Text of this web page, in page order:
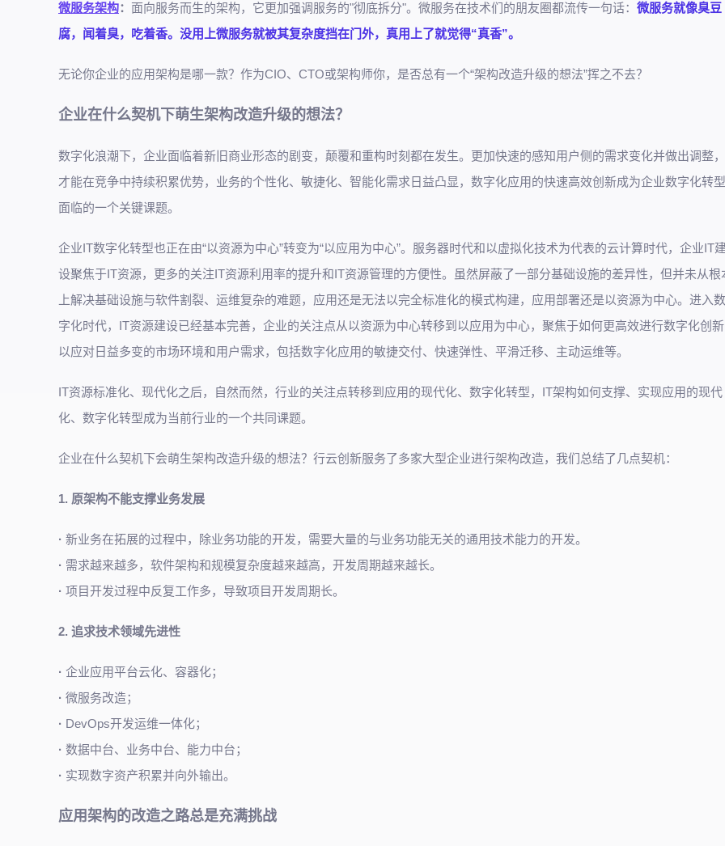
微服务架构： 面向服务而生的架构，它更加强调服务的"彻底拆分"。微服务在技术们的朋友圈都流传一句话： 微服务就像臭豆
腐，闻着臭，吃着香。没用上微服务就被其复杂度挡在门外，真用上了就觉得“真香”。
无论你企业的应用架构是哪一款？作为CIO、CTO或架构师你，是否总有一个“架构改造升级的想法”挥之不去？
企业在什么契机下萌生架构改造升级的想法？
数字化浪潮下，企业面临着新旧商业形态的剧变，颠覆和重构时刻都在发生。更加快速的感知用户侧的需求变化并做出调整，
才能在竞争中持续积累优势，业务的个性化、敏捷化、智能化需求日益凸显，数字化应用的快速高效创新成为企业数字化转型
面临的一个关键课题。
企业IT数字化转型也正在由“以资源为中心”转变为“以应用为中心”。服务器时代和以虚拟化技术为代表的云计算时代，企业IT
设聚焦于IT资源，更多的关注IT资源利用率的提升和IT资源管理的方便性。虽然屏蔽了一部分基础设施的差异性，但并未从根
上解决基础设施与软件割裂、运维复杂的难题，应用还是无法以完全标准化的模式构建，应用部署还是以资源为中心。进入数
字化时代，IT资源建设已经基本完善，企业的关注点从以资源为中心转移到以应用为中心，聚焦于如何更高效进行数字化创新
以应对日益多变的市场环境和用户需求，包括数字化应用的敏捷交付、快速弹性、平滑迁移、主动运维等。
IT资源标准化、现代化之后，自然而然，行业的关注点转移到应用的现代化、数字化转型，IT架构如何支撑、实现应用的现代
化、数字化转型成为当前行业的一个共同课题。
企业在什么契机下会萌生架构改造升级的想法？行云创新服务了多家大型企业进行架构改造，我们总结了几点契机：
1. 原架构不能支撑业务发展
· 新业务在拓展的过程中，除业务功能的开发，需要大量的与业务功能无关的通用技术能力的开发。
· 需求越来越多，软件架构和规模复杂度越来越高，开发周期越来越长。
· 项目开发过程中反复工作多，导致项目开发周期长。
2. 追求技术领域先进性
· 企业应用平台云化、容器化；
· 微服务改造；
· DevOps开发运维一体化；
· 数据中台、业务中台、能力中台；
· 实现数字资产积累并向外输出。
应用架构的改造之路总是充满挑战